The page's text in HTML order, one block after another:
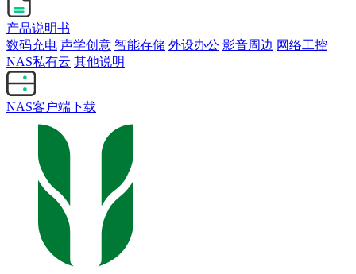
产品说明书
数码充电 声学创意 智能存储 外设办公 影音周边 网络工控
NAS私有云 其他说明
NAS客户端下载